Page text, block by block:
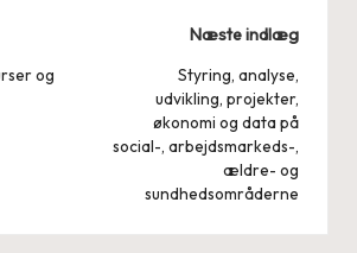
og
Næste indlæg
Styring, analyse,
udvikling, projekter,
økonomi og data på
social-, arbejdsmarkeds-,
ældre- og
sundhedsområderne